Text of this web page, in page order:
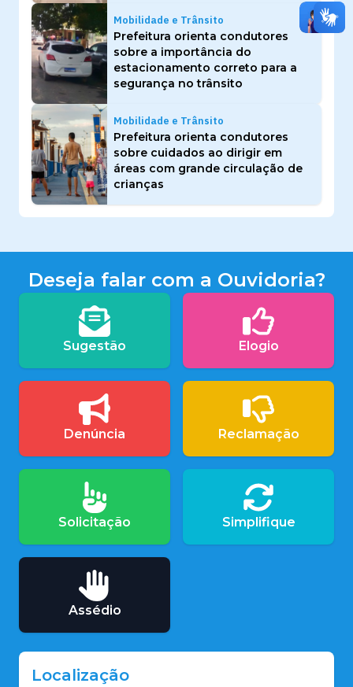
Mobilidade e Trânsito
Prefeitura orienta condutores
sobre a importância do
estacionamento correto para a
segurança no trânsito
Mobilidade e Trânsito
Prefeitura orienta condutores
sobre cuidados ao dirigir em
áreas com grande circulação de
crianças
Deseja falar com a Ouvidoria?
Sugestão Elogio
Denúncia Reclamação
Solicitação Simplifique
Assédio
Localização